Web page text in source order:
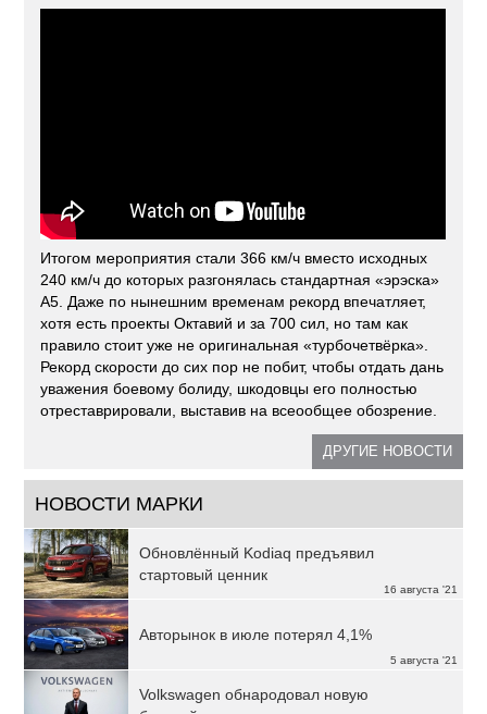
Итогом мероприятия стали 366 км/ч вместо исходных
240 км/ч до которых разгонялась стандартная «эрэска»
А5. Даже по нынешним временам рекорд впечатляет,
хотя есть проекты Октавий и за 700 сил, но там как
правило стоит уже не оригинальная «турбочетвёрка».
Рекорд скорости до сих пор не побит, чтобы отдать дань
уважения боевому болиду, шкодовцы его полностью
отреставрировали, выставив на всеообщее обозрение.
ДРУГИЕ НОВОСТИ
НОВОСТИ МАРКИ
16 августа '21
Обновлённый Kodiaq предъявил
стартовый ценник
5 августа '21
Авторынок в июле потерял 4,1%
Volkswagen обнародовал новую